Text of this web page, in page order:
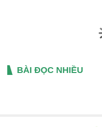
BÀI ĐỌC NHIỀU